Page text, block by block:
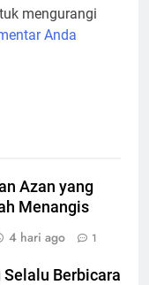
mengurangi
Anda
Azan yang
Menangis
4 hari ago 1
Berbicara